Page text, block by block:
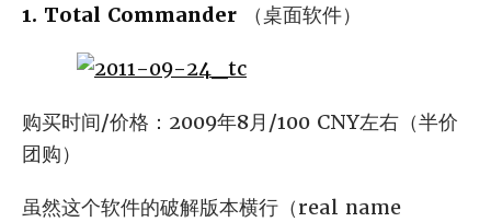
1. Total Commander （桌面软件）
购买时间/价格：2009年8月/100 CNY左右（半价
团购）
虽然这个软件的破解版本横行（real name